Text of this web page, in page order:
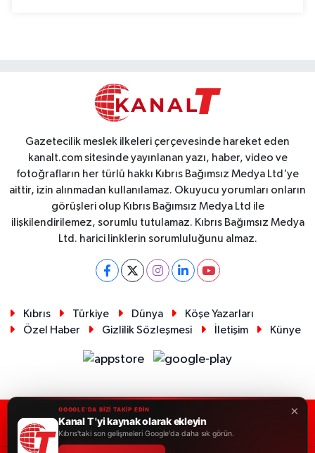
Gazetecilik meslek ilkeleri çerçevesinde hareket eden
kanalt.com sitesinde yayınlanan yazı, haber, video ve
fotoğrafların her türlü hakkı Kıbrıs Bağımsız Medya Ltd'ye
aittir, izin alınmadan kullanılamaz. Okuyucu yorumları onların
görüşleri olup Kıbrıs Bağımsız Medya Ltd ile
ilişkilendirilemez, sorumlu tutulamaz. Kıbrıs Bağımsız Medya
Ltd. harici linklerin sorumluluğunu almaz.
Kıbrıs Türkiye Dünya
Köşe Yazarları
Özel Haber
Gizlilik Sözleşmesi İletişim Künye
RSS Copyright © 2026. Her hakkı saklıdır.
×
GOOGLE'DA BİZİ TAKİP EDİN
Kanal T 'yi kaynak olarak ekleyin
Kıbrıs'taki son gelişmeleri Google'da daha sık görün.